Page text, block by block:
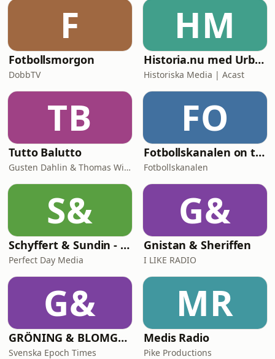
F
Fotbollsmorgon
DobbTV
HM
Historia.nu med Urban Lindstedt
Historiska Media | Acast
TB
Tutto Balutto
Gusten Dahlin & Thomas Wilbacher
FO
Fotbollskanalen on tour
Fotbollskanalen
S&
Schyffert & Sundin - Är det här nåt?
Perfect Day Media
G&
Gnistan & Sheriffen
I LIKE RADIO
G&
GRÖNING & BLOMGREN UTANFÖR
Svenska Epoch Times
MR
Medis Radio
Pike Productions